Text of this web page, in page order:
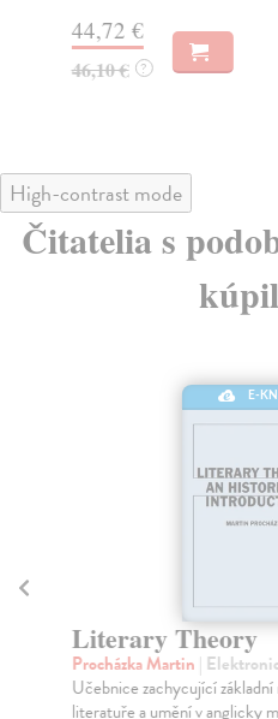
44,72 €
46,10 € ?
High-contrast mode
Čitatelia s
E-
Literary Theory
Procházka Martin |
Učebnice zachycující
literatuře a umění v anglicky